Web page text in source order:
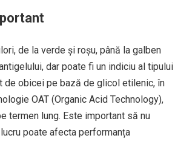
de la verde și roșu, până la galben
dar poate fi un indiciu al tipului
de obicei pe bază de glicol etilenic, în
OAT (Organic Acid Technology),
termen lung. Este important să nu
poate afecta performanța